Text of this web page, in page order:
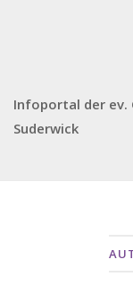
Infoportal der ev.
Suderwick